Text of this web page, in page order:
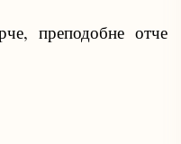
преподобне отче